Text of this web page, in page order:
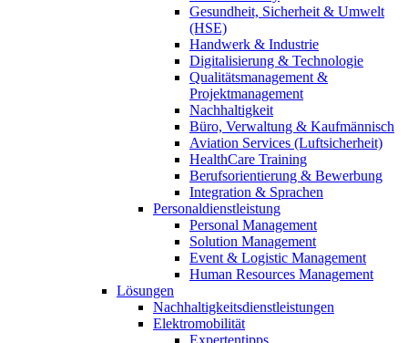
Gesundheit, Sicherheit & Umwelt
(HSE)
Handwerk & Industrie
Digitalisierung & Technologie
Qualitätsmanagement &
Projektmanagement
Nachhaltigkeit
Büro, Verwaltung & Kaufmännisch
Aviation Services (Luftsicherheit)
HealthCare Training
Berufsorientierung & Bewerbung
Integration & Sprachen
Personaldienstleistung
Personal Management
Solution Management
Event & Logistic Management
Human Resources Management
Lösungen
Nachhaltigkeitsdienstleistungen
Elektromobilität
Expertentipps